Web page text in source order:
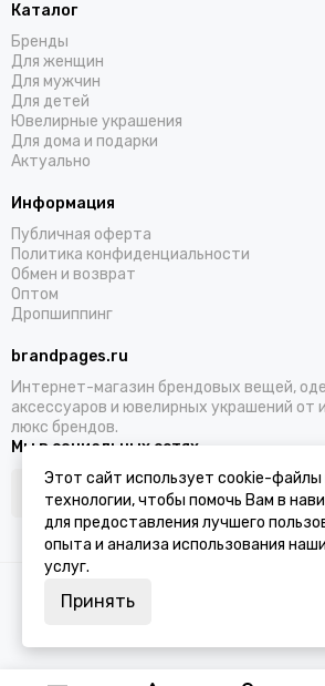
Каталог
Бренды
Для женщин
Для мужчин
Для детей
Ювелирные украшения
Для дома и подарки
Актуально
Информация
Публичная оферта
Политика конфиденциальности
Обмен и возврат
Оптом
Дропшиппинг
brandpages.ru
Интернет-магазин брендовых вещей,
аксессуаров и ювелирных украшений от
люкс брендов.
Мы в социальных сетях
Этот сайт использует cookie-файлы
технологии, чтобы помочь Вам в
для предоставления лучшего
опыта и анализа использования
услуг.
Принять